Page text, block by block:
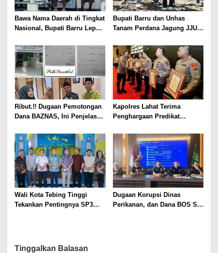
Bawa Nama Daerah di Tingkat
Nasional, Bupati Barru Lepas
XII
Bupati Barru dan Unhas
Tanam Perdana Jagung JJUH,
dan Kesejahteraan Petani
Ribut.!! Dugaan Pemotongan
Dana BAZNAS, Ini Penjelasan
Kapolres Lahat Terima
Penghargaan Predikat
Sumsel Tahun 2026
Wali Kota Tebing Tinggi
Tekankan Pentingnya SP3
Dugaan Korupsi Dinas
Perikanan, dan Dana BOS SD
Tinggalkan Balasan